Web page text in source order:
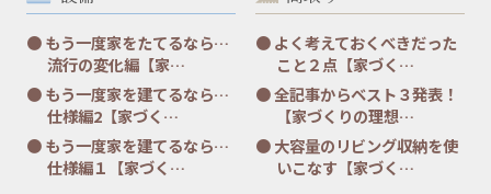
もう一度家をたてるなら…
流行の変化編【家…
もう一度家を建てるなら…
仕様編2【家づく…
もう一度家を建てるなら…
仕様編１【家づく…
よく考えておくべきだった
こと２点【家づく…
全記事からベスト３発表！
【家づくりの理想…
大容量のリビング収納を使
いこなす【家づく…